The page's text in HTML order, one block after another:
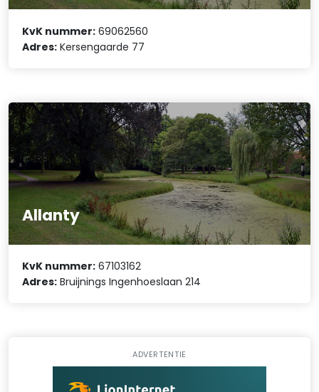
KvK nummer: 69062560
Adres: Kersengaarde 77
Allanty
KvK nummer: 67103162
Adres: Bruijnings Ingenhoeslaan 214
ADVERTENTIE